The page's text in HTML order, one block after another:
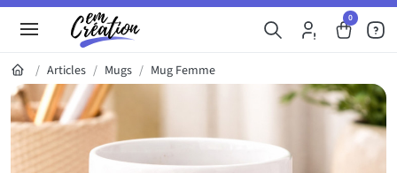
0
Articles Mugs Mug Femme
Galerie du produit